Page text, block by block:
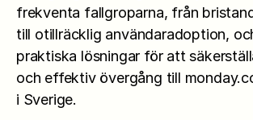
frekventa fallgroparna, från
till otillräcklig användaradoption,
praktiska lösningar för att
och effektiv övergång till
i Sverige.